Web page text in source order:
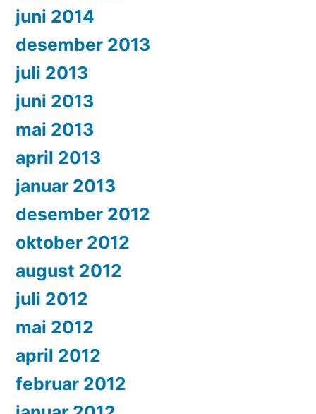
juni 2014
desember 2013
juli 2013
juni 2013
mai 2013
april 2013
januar 2013
desember 2012
oktober 2012
august 2012
juli 2012
mai 2012
april 2012
februar 2012